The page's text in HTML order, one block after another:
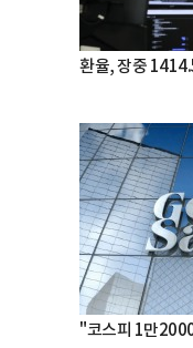
환율, 장중
"코스피 1만